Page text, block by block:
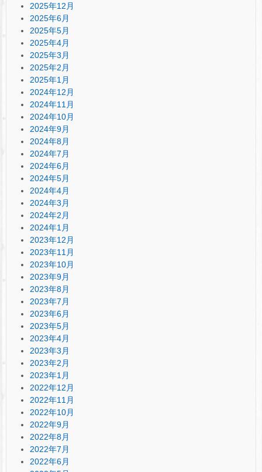
2025年12月
2025年6月
2025年5月
2025年4月
2025年3月
2025年2月
2025年1月
2024年12月
2024年11月
2024年10月
2024年9月
2024年8月
2024年7月
2024年6月
2024年5月
2024年4月
2024年3月
2024年2月
2024年1月
2023年12月
2023年11月
2023年10月
2023年9月
2023年8月
2023年7月
2023年6月
2023年5月
2023年4月
2023年3月
2023年2月
2023年1月
2022年12月
2022年11月
2022年10月
2022年9月
2022年8月
2022年7月
2022年6月